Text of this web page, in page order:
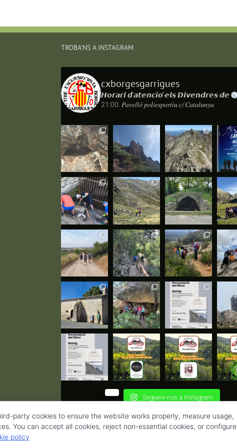
TROBA’NS A INSTAGRAM
cxborgesgarrigues
𝙃𝙤𝙧𝙖𝙧𝙞 𝙙'𝙖𝙩𝙚𝙣𝙘𝙞𝙤́ 𝙚𝙡𝙨 𝘿𝙞𝙫𝙚𝙣𝙙𝙧𝙚𝙨 𝙙𝙚
21:00. 𝑃𝑎𝑣𝑒𝑙𝑙𝑜́ 𝑝𝑜𝑙𝑖𝑒𝑠𝑝𝑜𝑟𝑡𝑖𝑢 𝑐/𝐶𝑎𝑡𝑎𝑙𝑢𝑛𝑦𝑎
Segueix-nos a Instagram
party cookies to ensure the website works properly, measure usage,
You can accept all cookies, reject non-essential cookies, or configure
policy